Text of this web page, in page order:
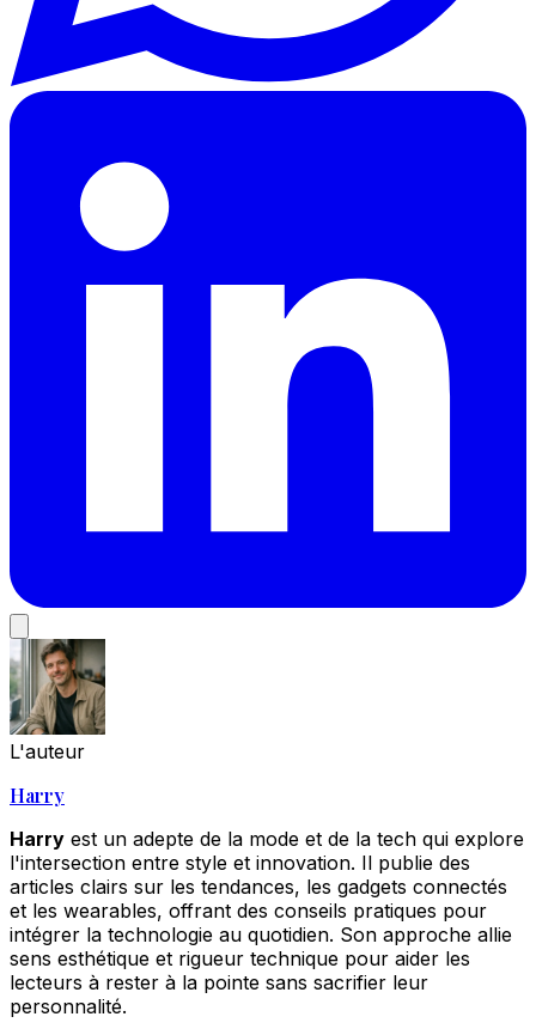
L'auteur
Harry
Harry est un adepte de la mode et de la tech qui explore
l'intersection entre style et innovation. Il publie des
articles clairs sur les tendances, les gadgets connectés
et les wearables, offrant des conseils pratiques pour
intégrer la technologie au quotidien. Son approche allie
sens esthétique et rigueur technique pour aider les
lecteurs à rester à la pointe sans sacrifier leur
personnalité.